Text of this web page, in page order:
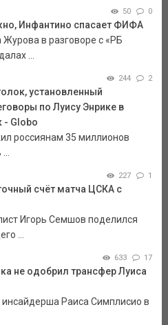
50 0
Инфантино спасает ФИФА
в разговоре с «РБ
...
244 2
установленный
по Луису Энрике в
- Globo
россиянам 35 миллионов
227 1
счёт матча ЦСКА с
Игорь Семшов поделился
...
633 17
не одобрил трансфер Луиса
Раиса Симплисио в